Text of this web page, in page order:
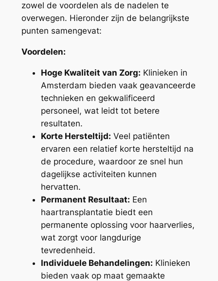
zowel de voordelen als de nadelen te
overwegen. Hieronder zijn de belangrijkste
punten samengevat:
Voordelen:
Hoge Kwaliteit van Zorg: Klinieken in
Amsterdam bieden vaak geavanceerde
technieken en gekwalificeerd
personeel, wat leidt tot betere
resultaten.
Korte Hersteltijd: Veel patiënten
ervaren een relatief korte hersteltijd na
de procedure, waardoor ze snel hun
dagelijkse activiteiten kunnen
hervatten.
Permanent Resultaat: Een
haartransplantatie biedt een
permanente oplossing voor haarverlies,
wat zorgt voor langdurige
tevredenheid.
Individuele Behandelingen: Klinieken
bieden vaak op maat gemaakte